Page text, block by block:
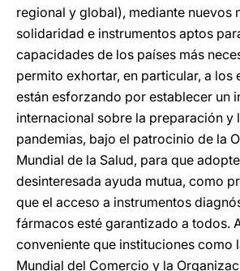
regional y global), mediante nuevos
solidaridad e instrumentos aptos
capacidades de los países más
permito exhortar, en particular, a los
están esforzando por establecer un
internacional sobre la preparación y
pandemias, bajo el patrocinio de la
Mundial de la Salud, para que
desinteresada ayuda mutua, como
que el acceso a instrumentos
fármacos esté garantizado a todos.
conveniente que instituciones como
Mundial del Comercio y la